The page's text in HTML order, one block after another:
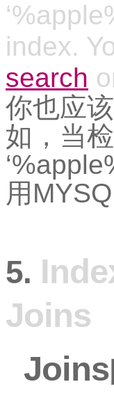
index.
search
你也应
如，当
用
5.
Joins
Joins